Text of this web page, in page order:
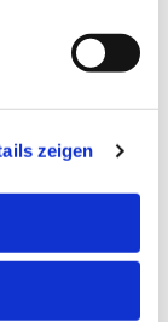
zeigen